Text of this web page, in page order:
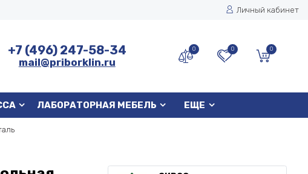
Личный кабинет
+7 (496) 247-58-34
mail@priborklin.ru
0 0 0
ЛАБОРАТОРНАЯ МЕБЕЛЬ ЕЩЕ